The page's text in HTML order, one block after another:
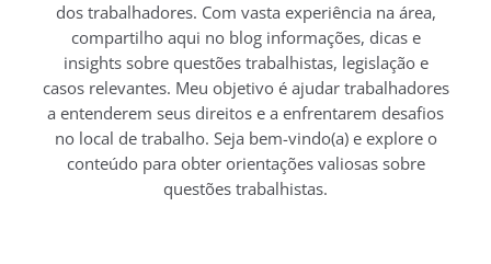
dos trabalhadores. Com vasta experiência na área,
compartilho aqui no blog informações, dicas e
insights sobre questões trabalhistas, legislação e
casos relevantes. Meu objetivo é ajudar trabalhadores
a entenderem seus direitos e a enfrentarem desafios
no local de trabalho. Seja bem-vindo(a) e explore o
conteúdo para obter orientações valiosas sobre
questões trabalhistas.